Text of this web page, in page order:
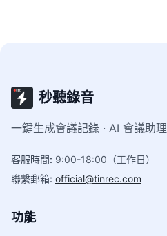
秒聽錄音
一鍵生成會議記錄 · AI 會議助理
客服時間: 9:00-18:00（工作日）
聯繫郵箱: official@tinrec.com
功能